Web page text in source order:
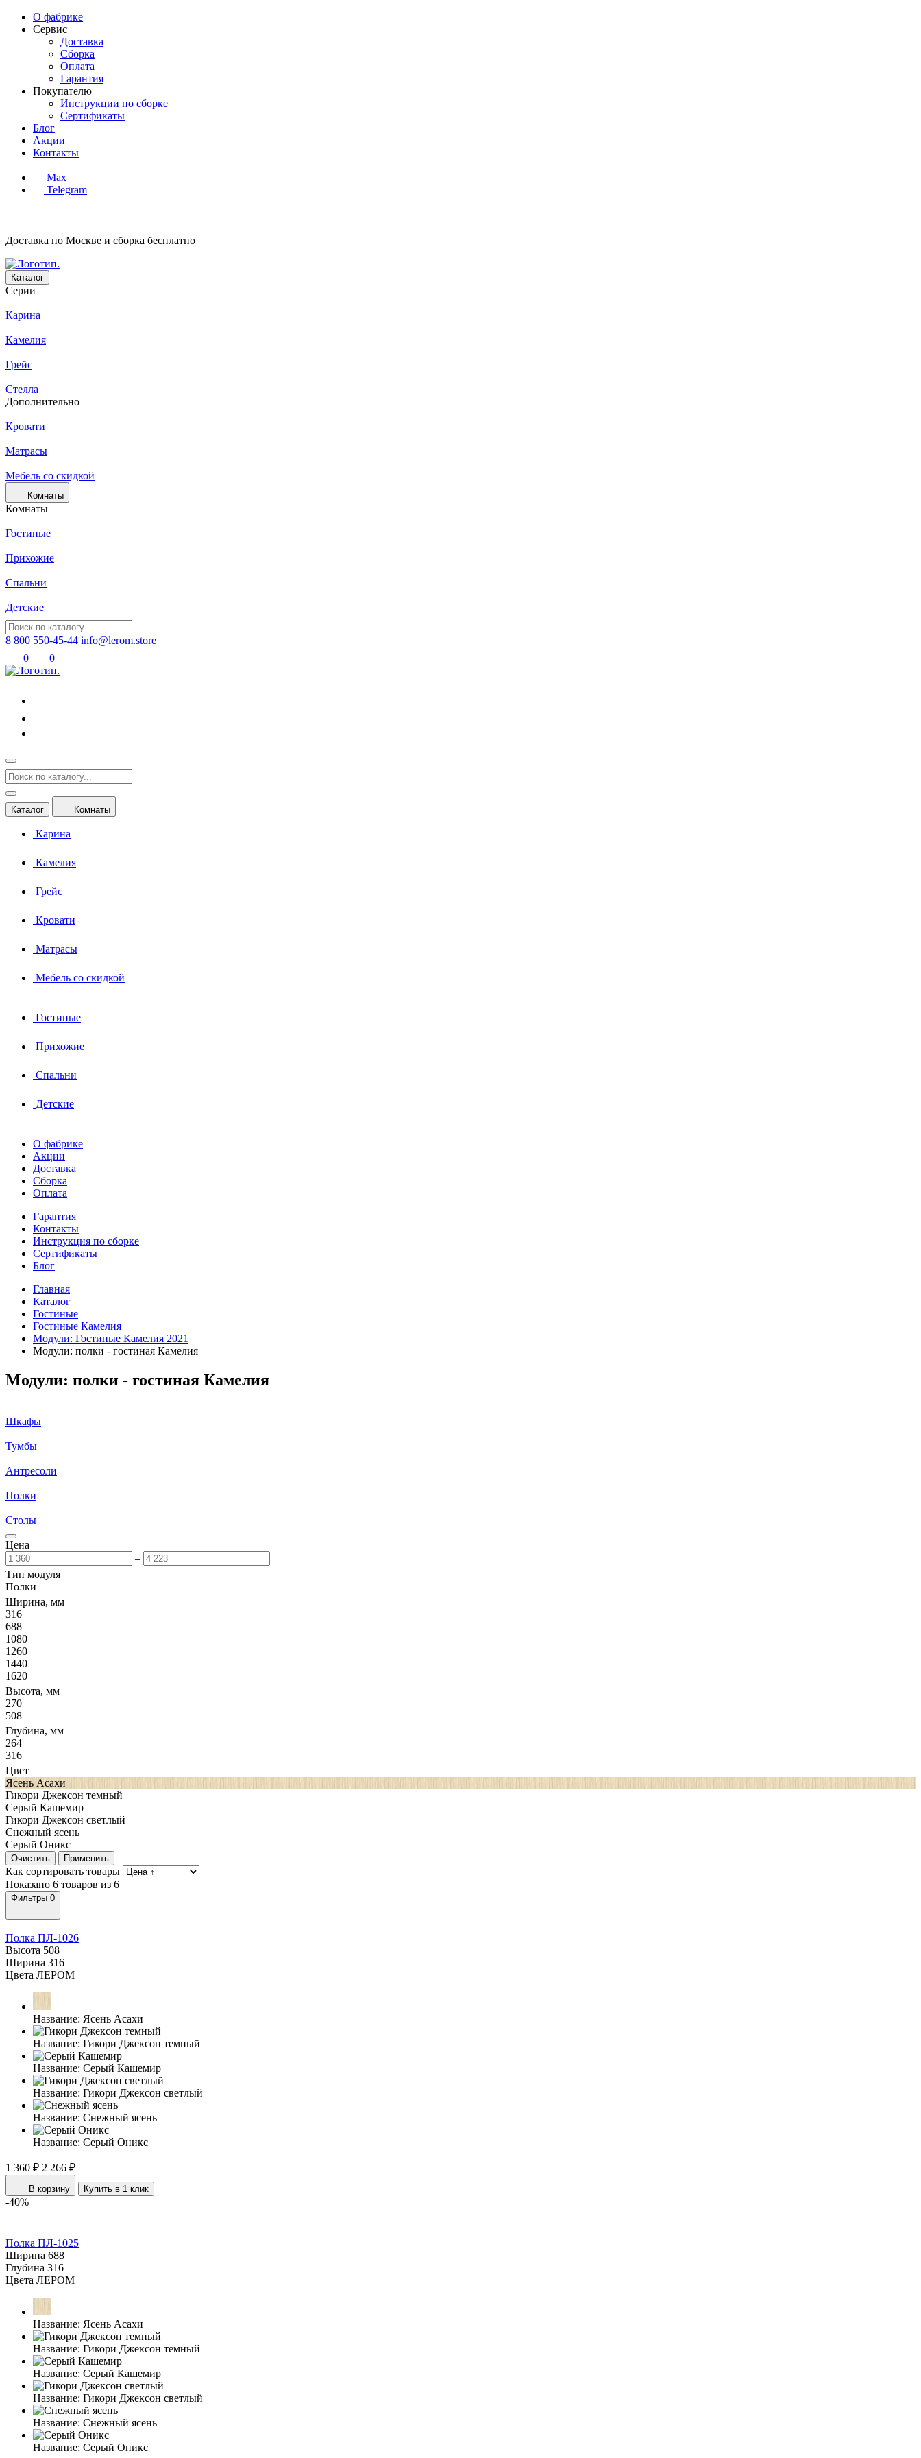
О фабрике
Сервис
Доставка
Сборка
Оплата
Гарантия
Покупателю
Инструкции по сборке
Сертификаты
Блог
Акции
Контакты
Max
Telegram
Доставка по Москве и сборка бесплатно
Каталог
Серии
Карина
Камелия
Грейс
Стелла
Дополнительно
Кровати
Матрасы
Мебель со скидкой
Комнаты
Комнаты
Гостиные
Прихожие
Спальни
Детские
8 800 550-45-44 info@lerom.store
0
0
Каталог Комнаты
Карина
Камелия
Грейс
Кровати
Матрасы
Мебель со скидкой
Гостиные
Прихожие
Спальни
Детские
О фабрике
Акции
Доставка
Сборка
Оплата
Гарантия
Контакты
Инструкция по сборке
Сертификаты
Блог
Главная
Каталог
Гостиные
Гостиные Камелия
Модули: Гостиные Камелия 2021
Модули: полки - гостиная Камелия
Модули: полки - гостиная Камелия
Шкафы
Тумбы
Антресоли
Полки
Столы
Цена
–
Тип модуля
Полки
Ширина, мм
316
688
1080
1260
1440
1620
Высота, мм
270
508
Глубина, мм
264
316
Цвет
Ясень Асахи
Гикори Джексон темный
Серый Кашемир
Гикори Джексон светлый
Снежный ясень
Серый Оникс
Очистить Применить
Как сортировать товары
Показано 6 товаров из 6
Фильтры 0
Полка ПЛ-1026
Высота 508
Ширина 316
Цвета ЛЕРОМ
Название: Ясень Асахи
Название: Гикори Джексон темный
Название: Серый Кашемир
Название: Гикори Джексон светлый
Название: Снежный ясень
Название: Серый Оникс
1 360 ₽ 2 266 ₽
В корзину Купить в 1 клик
-40%
Полка ПЛ-1025
Ширина 688
Глубина 316
Цвета ЛЕРОМ
Название: Ясень Асахи
Название: Гикори Джексон темный
Название: Серый Кашемир
Название: Гикори Джексон светлый
Название: Снежный ясень
Название: Серый Оникс